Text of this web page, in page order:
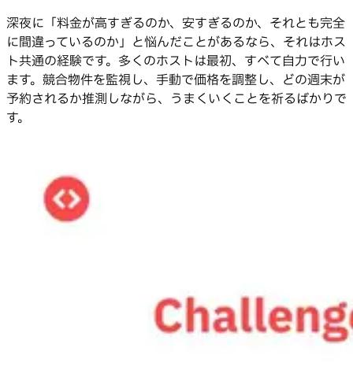
深夜に「料金が高すぎるのか、安すぎるのか、それとも完全
に間違っているのか」と悩んだことがあるなら、それはホス
ト共通の経験です。多くのホストは最初、すべて自力で行い
ます。競合物件を監視し、手動で価格を調整し、どの週末が
予約されるか推測しながら、うまくいくことを祈るばかりで
す。